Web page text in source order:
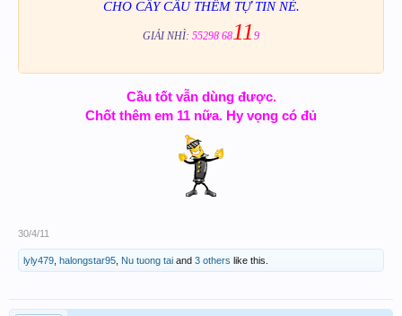
CHO CÂY CẦU THÊM TỰ TIN NÈ.
GIẢI NHÌ: 55298 6811 9
Cầu tốt vẫn dùng được.
Chốt thêm em 11 nữa. Hy vọng có đủ
30/4/11
lyly479 halongstar95 Nu tuong tai and 3 others like this.